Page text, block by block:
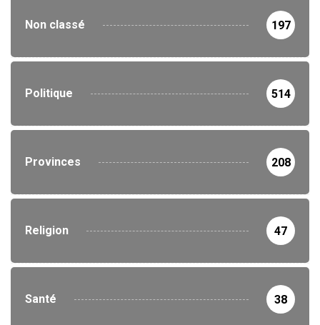
Non classé 197
Politique 514
Provinces 208
Religion 47
Santé 38